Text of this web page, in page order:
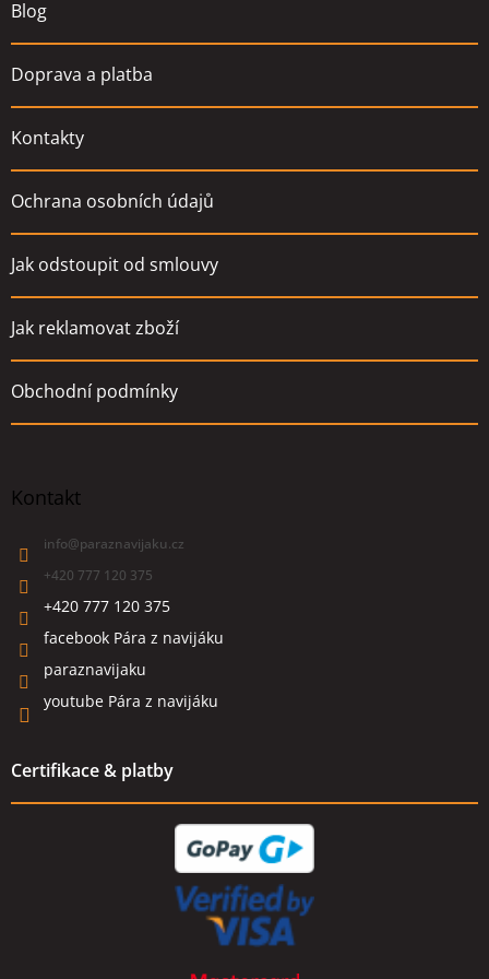
Blog
Doprava a platba
Kontakty
Ochrana osobních údajů
Jak odstoupit od smlouvy
Jak reklamovat zboží
Obchodní podmínky
Kontakt
info@paraznavijaku.cz
+420 777 120 375
+420 777 120 375
facebook Pára z navijáku
paraznavijaku
youtube Pára z navijáku
Certifikace & platby